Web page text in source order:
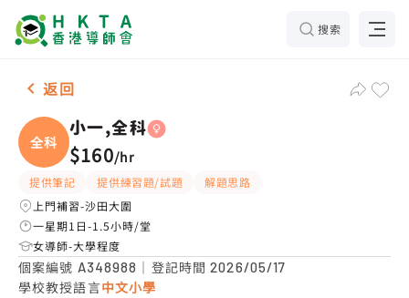
搜索
女-1名 小一,全科，沙田大圍 補習推介
返回
全科
小一,全科
$160/hr
提供筆記 提供練習題/試題
解題思路
上門補習-沙田大圍
一星期1日-1.5小時/堂
女導師-大學程度
個案編號 A348988 ｜登記時間2026/05/17
學校教授語言中文小學